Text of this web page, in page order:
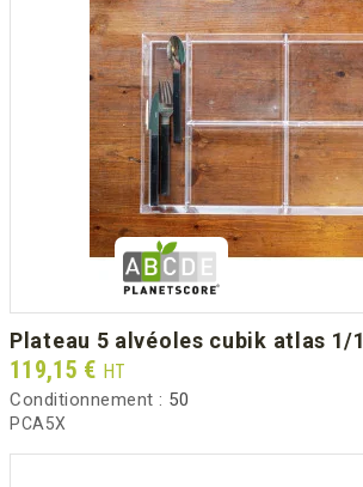
plateau 5 alvéoles cubik atlas 1/1
Prix
119,15 € HT
Conditionnement : 50
PCA5X